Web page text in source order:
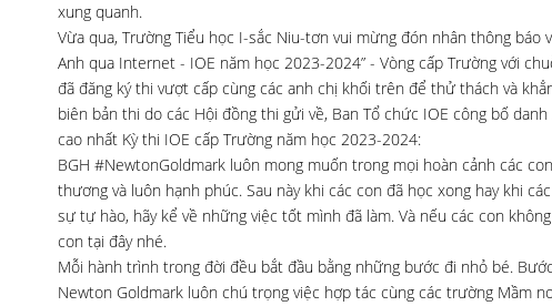
xung quanh.
Vừa qua, Trường Tiểu học I-sắc Niu-tơn vui mừng đón nhân thông
Anh qua Internet - IOE năm học 2023-2024” - Vòng cấp Trường với
đã đăng ký thi vượt cấp cùng các anh chị khối trên để thử thách và
biên bản thi do các Hội đồng thi gửi về, Ban Tổ chức IOE công bố
cao nhất Kỳ thi IOE cấp Trường năm học 2023-2024:
BGH #NewtonGoldmark luôn mong muốn trong mọi hoàn cảnh các
thương và luôn hạnh phúc. Sau này khi các con đã học xong hay khi
sự tự hào, hãy kể về những việc tốt mình đã làm. Và nếu các con
con tại đây nhé.
Mỗi hành trình trong đời đều bắt đầu bằng những bước đi nhỏ bé.
Newton Goldmark luôn chú trọng việc hợp tác cùng các trường Mầm